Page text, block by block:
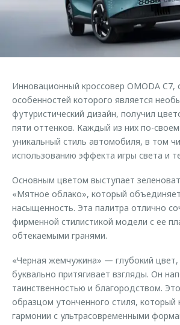
Страхование
Кредитный калькулятор
Оригинальные аксессуары
Запчасти
Трейд-ин
Калькулятор трейд-ин
Клиентская поддержка
O&J Автоклуб
Клуб владельцев OMODA
Аксессуары
Одежда и сувениры
Оригинальные аксессуары
Запчасти
Обратная связь
Инновационный кроссовер OMODA C7,
особенностей которого является
футуристический дизайн, получил
пяти оттенков. Каждый из них по-
уникальный стиль автомобиля, в том
использованию эффекта игры света и
Основным цветом выступает
«Мятное облако», который
насыщенность. Эта палитра отлично
фирменной стилистикой модели с ее
обтекаемыми гранями.
«Черная жемчужина» — глубокий
буквально притягивает взгляды. Он
таинственностью и благородством.
образцом утонченного стиля, который
гармонии с ультрасовременными